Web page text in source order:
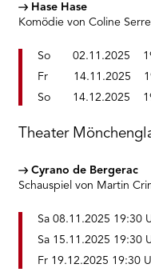
Hase Hase
Komödie von Coline
So 02.11.2025
Fr 14.11.2025
So 14.12.2025
Theater
Cyrano de Bergerac
Schauspiel von Martin
Sa 08.11.2025 19:30
Sa 15.11.2025 19:30
Fr 19.12.2025 19:30